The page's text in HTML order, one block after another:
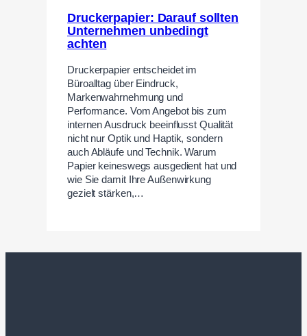
Druckerpapier: Darauf sollten
Unternehmen unbedingt
achten
Druckerpapier entscheidet im
Büroalltag über Eindruck,
Markenwahrnehmung und
Performance. Vom Angebot bis zum
internen Ausdruck beeinflusst Qualität
nicht nur Optik und Haptik, sondern
auch Abläufe und Technik. Warum
Papier keineswegs ausgedient hat und
wie Sie damit Ihre Außenwirkung
gezielt stärken,…